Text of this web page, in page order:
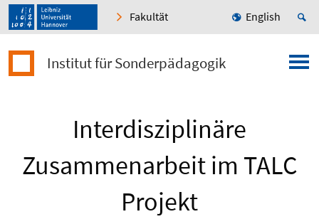
Fakultät English
Institut für Sonderpädagogik
Interdisziplinäre
Zusammenarbeit im TALC
Projekt